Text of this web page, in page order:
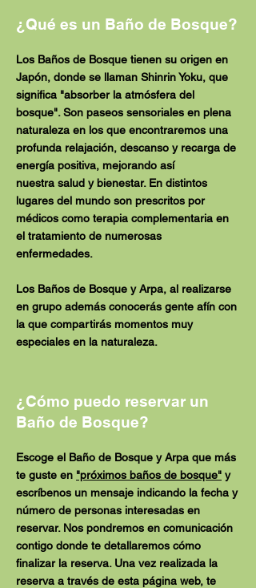
¿Qué es un Baño de Bosque?
Los Baños de Bosque tienen su origen en
Japón, donde se llaman Shinrin Yoku, que
significa "absorber la atmósfera del
bosque". Son paseos sensoriales en plena
naturaleza en los que encontraremos una
profunda relajación, descanso y recarga de
energía positiva, mejorando así
nuestra salud y bienestar. En distintos
lugares del mundo son prescritos por
médicos como terapia complementaria en
el tratamiento de numerosas
enfermedades.
Los Baños de Bosque y Arpa, al realizarse
en grupo además conocerás gente afín con
la que compartirás momentos muy
especiales en la naturaleza.
¿Cómo puedo reservar un
Baño de Bosque?
Escoge el Baño de Bosque y Arpa que más
te guste en "próximos baños de bosque" y
escríbenos un mensaje indicando la fecha y
número de personas interesadas en
reservar. Nos pondremos en comunicación
contigo donde te detallaremos cómo
finalizar la reserva. Una vez realizada la
reserva a través de esta página web, te